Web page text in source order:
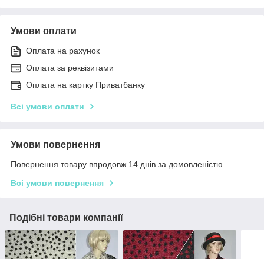
Умови оплати
Оплата на рахунок
Оплата за реквізитами
Оплата на картку Приватбанку
Всі умови оплати
Умови повернення
Повернення товару впродовж 14 днів за домовленістю
Всі умови повернення
Подібні товари компанії